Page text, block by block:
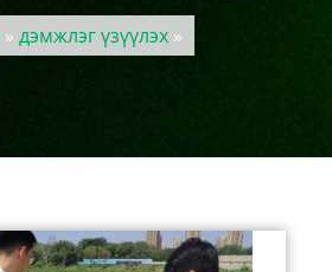
» дэмжлэг үзүүлэх»